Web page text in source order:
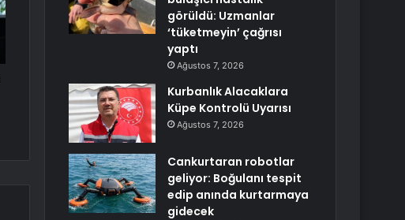
görüldü: Uzmanlar
‘tüketmeyin’ çağrısı
yaptı
Ağustos 7, 2026
Kurbanlık Alacaklara
Küpe Kontrolü Uyarısı
Ağustos 7, 2026
Cankurtaran robotlar
geliyor: Boğulanı tespit
edip anında kurtarmaya
gidecek